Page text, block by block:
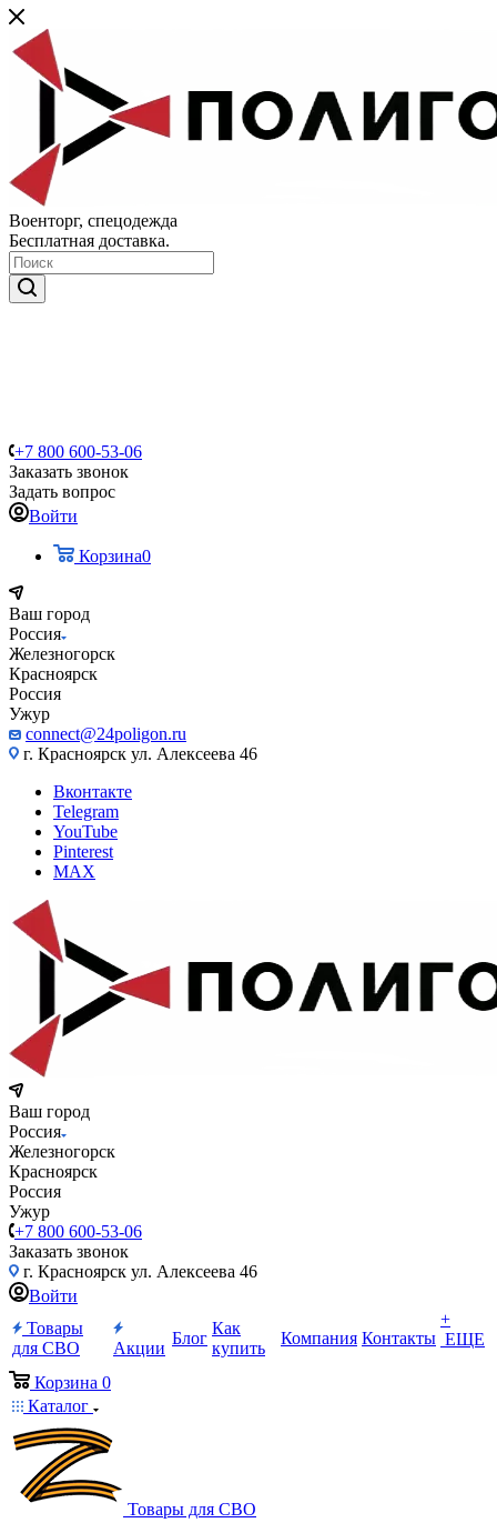
Военторг, спецодежда
Бесплатная доставка.
+7 800 600-53-06
Заказать звонок
Задать вопрос
Войти
Корзина0
Ваш город
Россия
Железногорск
Красноярск
Россия
Ужур
connect@24poligon.ru
г. Красноярск ул. Алексеева 46
Вконтакте
Telegram
YouTube
Pinterest
MAX
Ваш город
Россия
Железногорск
Красноярск
Россия
Ужур
+7 800 600-53-06
Заказать звонок
г. Красноярск ул. Алексеева 46
Войти
Товары
для СВО
Акции
Блог
Как
купить
Компания Контакты
+
ЕЩЕ
Корзина 0
Каталог
Товары для СВО